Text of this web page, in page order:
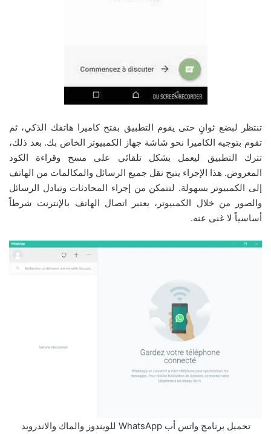
تنتظر لبضع ثوانٍ حتى يقوم التطبيق بفتح كاميرا هاتفك الذكي، ثم
تقوم بتوجيه الكاميرا نحو شاشة جهاز الكمبيوتر الخاص بك. بعد ذلك،
تترك التطبيق ليعمل بشكل تلقائي على مسح وقراءة الكود
المعروض. هذا الإجراء يتيح نقل جميع الرسائل والمكالمات من الهاتف
إلى الكمبيوتر بسهولة. لتتمكن من إجراء المحادثات وتبادل الرسائل
والصور من خلال الكمبيوتر، يعتبر اتصال الهاتف بالإنترنت شرطاً
أساسياً لا غنى عنه.
تحميل برنامج واتس أب WhatsApp للويندوز والماك والاندرويد